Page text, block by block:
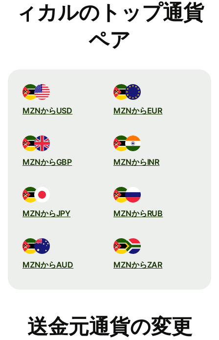
ィカルのトップ通貨
ペア
MZNからUSD MZNからEUR
MZNからGBP MZNからINR
MZNからJPY MZNからRUB
MZNからAUD MZNからZAR
送金元通貨の変更